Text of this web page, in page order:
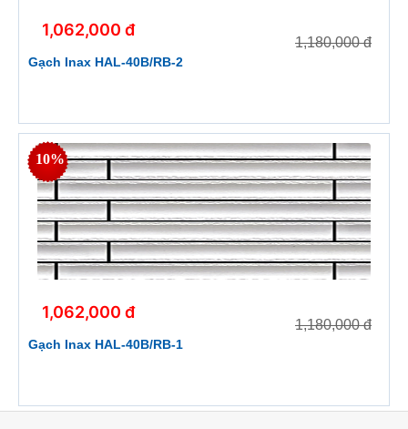
1,062,000 đ
1,180,000 đ
Gạch Inax HAL-40B/RB-2
10%
1,062,000 đ
1,180,000 đ
Gạch Inax HAL-40B/RB-1